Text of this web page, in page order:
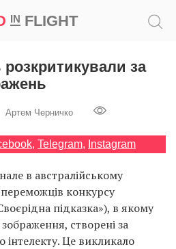
INFLIGHT
за
Артем Черничко
, Telegram, Instagram
в австралійському
конкурсу
підказка»), в якому
створені за
Це викликало